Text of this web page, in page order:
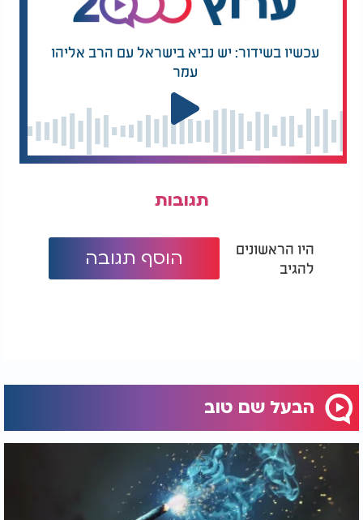
עכשיו בשידור: יש נביא בישראל עם הרב אליהו
עמר
תגובות
היו הראשונים
להגיב
הוסף תגובה
הבעל שם טוב